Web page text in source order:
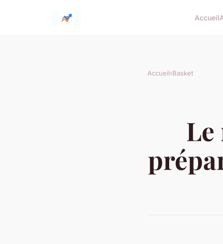
Accueil
Accueil›Basket